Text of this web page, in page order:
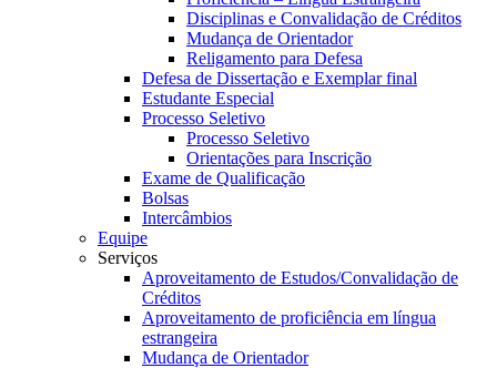
Disciplinas e Convalidação de Créditos
Mudança de Orientador
Religamento para Defesa
Defesa de Dissertação e Exemplar final
Estudante Especial
Processo Seletivo
Processo Seletivo
Orientações para Inscrição
Exame de Qualificação
Bolsas
Intercâmbios
Equipe
Serviços
Aproveitamento de Estudos/Convalidação de
Créditos
Aproveitamento de proficiência em língua
estrangeira
Mudança de Orientador